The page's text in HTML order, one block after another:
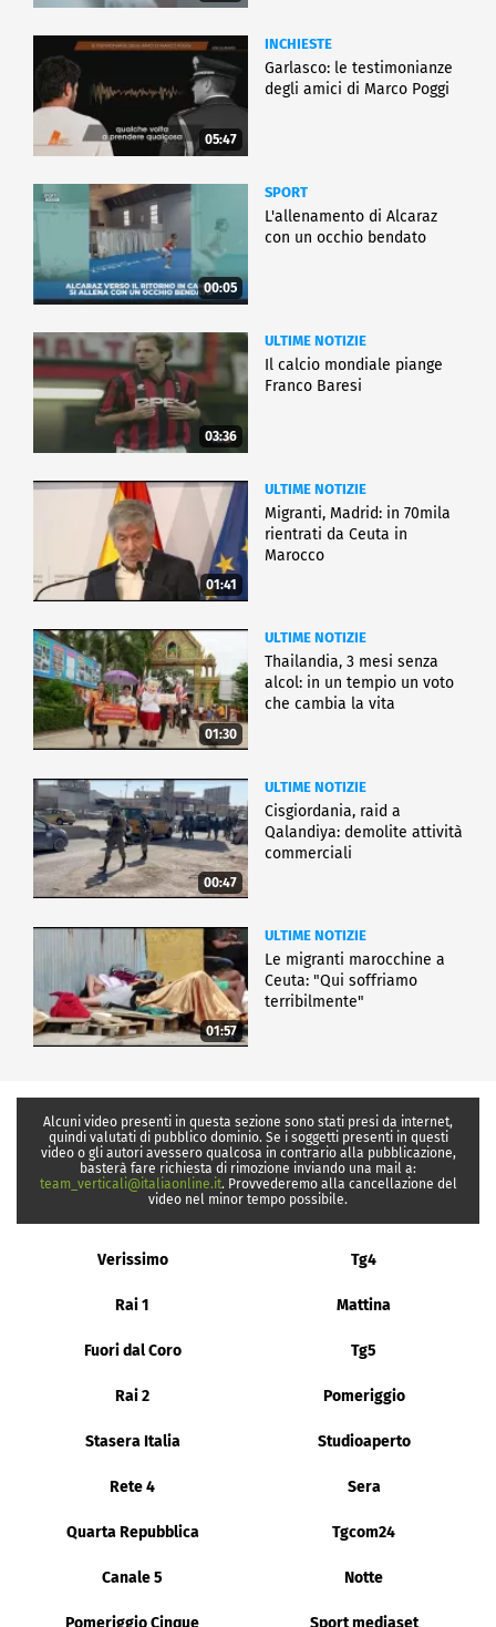
05:47
INCHIESTE
Garlasco: le testimonianze
degli amici di Marco Poggi
00:05
SPORT
L'allenamento di Alcaraz
con un occhio bendato
03:36
ULTIME NOTIZIE
Il calcio mondiale piange
Franco Baresi
01:41
ULTIME NOTIZIE
Migranti, Madrid: in 70mila
rientrati da Ceuta in
Marocco
01:30
ULTIME NOTIZIE
Thailandia, 3 mesi senza
alcol: in un tempio un voto
che cambia la vita
00:47
ULTIME NOTIZIE
Cisgiordania, raid a
Qalandiya: demolite attività
commerciali
01:57
ULTIME NOTIZIE
Le migranti marocchine a
Ceuta: "Qui soffriamo
terribilmente"
Alcuni video presenti in questa sezione sono stati presi da internet,
quindi valutati di pubblico dominio. Se i soggetti presenti in questi
video o gli autori avessero qualcosa in contrario alla pubblicazione,
basterà fare richiesta di rimozione inviando una mail a:
team_verticali@italiaonline.it. Provvederemo alla cancellazione del
video nel minor tempo possibile.
Verissimo Tg4
Rai 1 Mattina
Fuori dal Coro Tg5
Rai 2 Pomeriggio
Stasera Italia Studioaperto
Rete 4 Sera
Quarta Repubblica Tgcom24
Canale 5 Notte
Pomeriggio Cinque Sport mediaset